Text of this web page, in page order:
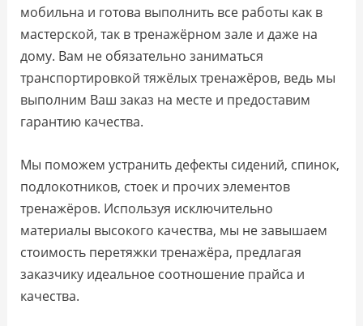
мобильна и готова выполнить все работы как в
мастерской, так в тренажёрном зале и даже на
дому. Вам не обязательно заниматься
транспортировкой тяжёлых тренажёров, ведь мы
выполним Ваш заказ на месте и предоставим
гарантию качества.
Мы поможем устранить дефекты сидений, спинок,
подлокотников, стоек и прочих элементов
тренажёров. Используя исключительно
материалы высокого качества, мы не завышаем
стоимость перетяжки тренажёра, предлагая
заказчику идеальное соотношение прайса и
качества.